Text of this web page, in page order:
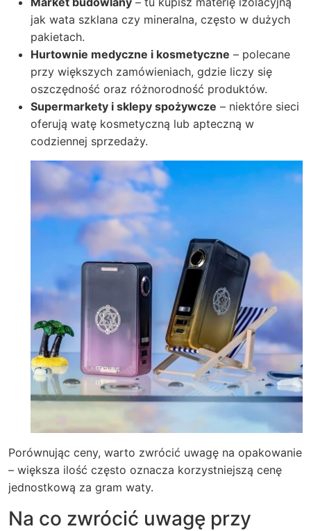
jak wata szklana czy mineralna, często w dużych
pakietach.
Hurtownie medyczne i kosmetyczne – polecane
przy większych zamówieniach, gdzie liczy się
oszczędność oraz różnorodność produktów.
Supermarkety i sklepy spożywcze – niektóre sieci
oferują watę kosmetyczną lub apteczną w
codziennej sprzedaży.
Porównując ceny, warto zwrócić uwagę na opakowanie
– większa ilość często oznacza korzystniejszą cenę
jednostkową za gram waty.
Na co zwrócić uwagę przy